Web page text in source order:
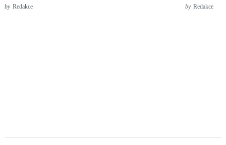
by Redakce by Redakce